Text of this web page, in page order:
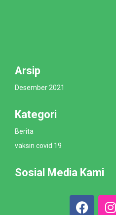
Arsip
Desember 2021
Kategori
Berita
vaksin covid 19
Sosial Media Kami